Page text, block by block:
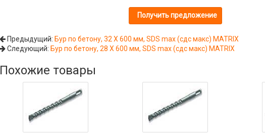
Предыдущий: Бур по бетону, 32 Х 600 мм, SDS max (сдс макс) MATRIX
Следующий: Бур по бетону, 28 Х 600 мм, SDS max (сдс макс) MATRIX
Похожие товары